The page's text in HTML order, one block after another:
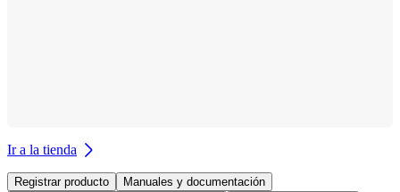
Ir a la tienda
Registrar producto
Manuales y documentación